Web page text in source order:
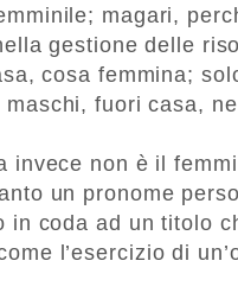
magari,
gestione delle
cosa femmina;
maschi, fuori casa,
invece non è il
un pronome
in coda ad un titolo
l’esercizio di